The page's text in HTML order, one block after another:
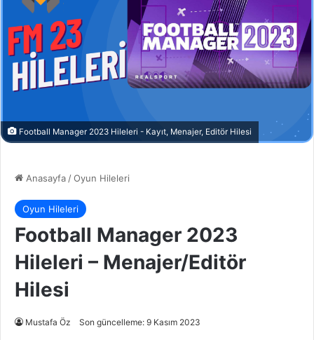
Football Manager 2023 Hileleri - Kayıt, Menajer, Editör Hilesi
Anasayfa /Oyun Hileleri
Oyun Hileleri
Football Manager 2023
Hileleri – Menajer/Editör
Hilesi
Mustafa Öz Son güncelleme: 9 Kasım 2023